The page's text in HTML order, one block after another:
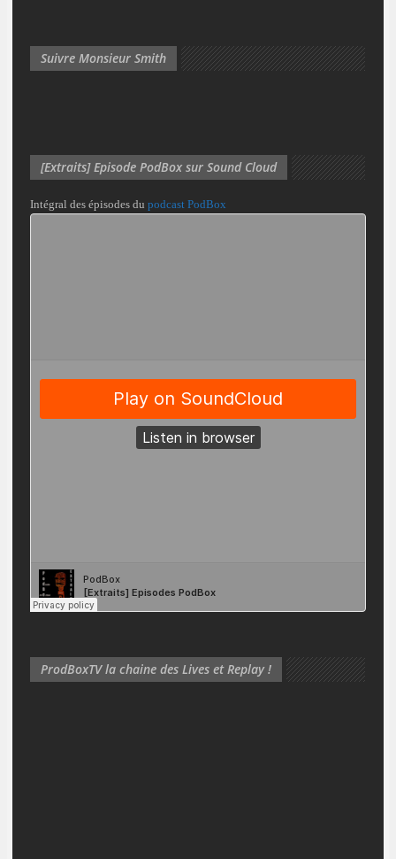
Suivre Monsieur Smith
[Extraits] Episode PodBox sur Sound Cloud
Intégral des épisodes du podcast PodBox
ProdBoxTV la chaine des Lives et Replay !